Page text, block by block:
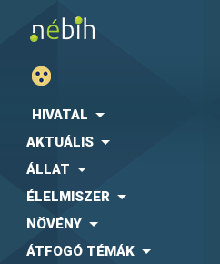
HIVATAL
AKTUÁLIS
ÁLLAT
ÉLELMISZER
NÖVÉNY
ÁTFOGÓ TÉMÁK